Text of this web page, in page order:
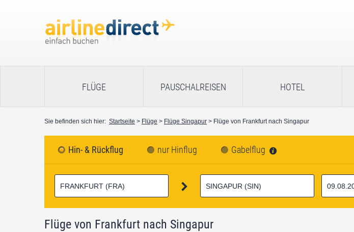
FLÜGE PAUSCHALREISEN HOTEL
Sie befinden sich hier: Startseite > Flüge > Flüge Singapur > Flüge von Frankfurt nach Singapur
Hin- & Rückflug nur Hinflug Gabelflug
Flüge von Frankfurt nach Singapur